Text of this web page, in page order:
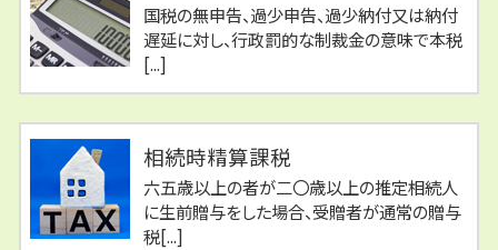
国税の無申告、過少申告、過少納付又は納付
遅延に対し、行政罰的な制裁金の意味で本税
[...]
相続時精算課税
六五歳以上の者が二〇歳以上の推定相続人
に生前贈与をした場合、受贈者が通常の贈与
税[...]